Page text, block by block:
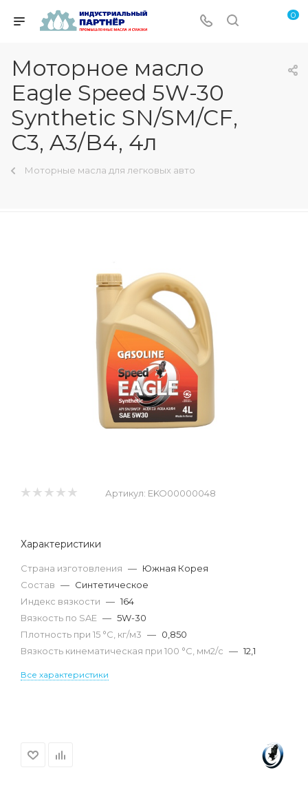
0
Моторное масло
Eagle Speed 5W-30
Synthetic SN/SM/CF,
C3, A3/B4, 4л
Моторные масла для легковых авто
Артикул: EKO00000048
Характеристики
Страна изготовления — Южная Корея
Состав — Синтетическое
Индекс вязкости — 164
Вязкость по SAE — 5W-30
Плотность при 15 °С, кг/м3 — 0,850
Вязкость кинематическая при 100 °С, мм2/с — 12,1
Все характеристики